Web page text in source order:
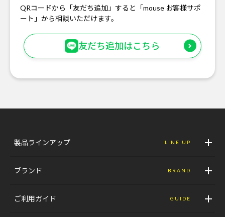
QRコードから「友だち追加」すると「mouse お客様サポ
ート」から相談いただけます。
友だち追加はこちら
製品ラインアップ LINE UP
ブランド BRAND
ご利用ガイド GUIDE